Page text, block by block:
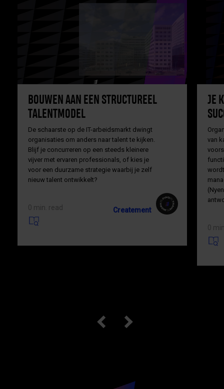
BOUWEN AAN EEN STRUCTUREEL
TALENTMODEL
De schaarste op de IT-arbeidsmarkt dwingt
organisaties om anders naar talent te kijken.
Blijf je concurreren op een steeds kleinere
vijver met ervaren professionals, of kies je
voor een duurzame strategie waarbij je zelf
nieuw talent ontwikkelt?
0 min. read Createment
JE
van
0